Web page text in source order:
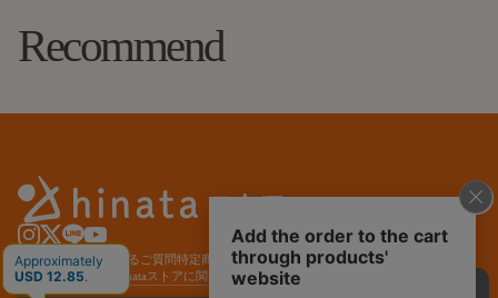
Recommend
ご利用ガイドよくあるご質問特定商取引法に基づく表記プライバシーポリシー
サービス利用規約
hinataストアに関する特約